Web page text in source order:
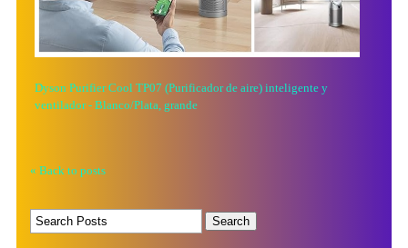
Dyson Purifier Cool TP07 (Purificador de aire) inteligente y
ventilador - Blanco/Plata, grande
« Back to posts